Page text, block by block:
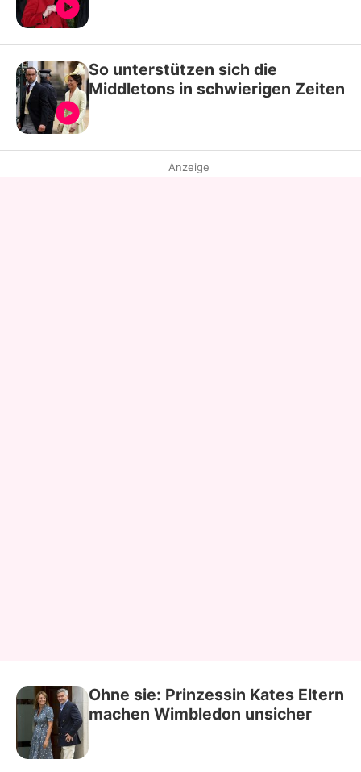
So unterstützen sich die
Middletons in schwierigen Zeiten
Anzeige
Ohne sie: Prinzessin Kates Eltern
machen Wimbledon unsicher